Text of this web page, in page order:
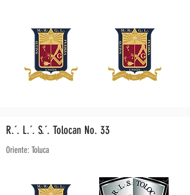
R.´. L.´. S.´. Tolocan No. 33
Oriente: Toluca